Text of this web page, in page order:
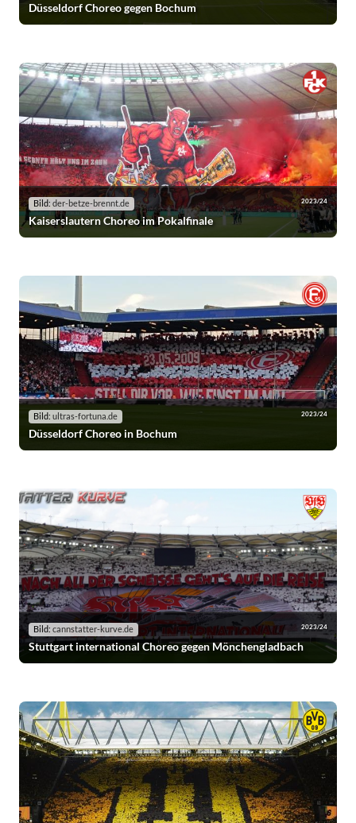
Düsseldorf Choreo gegen Bochum
Bild: der-betze-brennt.de 2023/24
Kaiserslautern Choreo im Pokalfinale
Bild: ultras-fortuna.de 2023/24
Düsseldorf Choreo in Bochum
Bild: cannstatter-kurve.de 2023/24
Stuttgart international Choreo gegen Mönchengladbach